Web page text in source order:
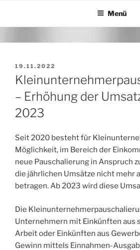
springen
Menü
VERÖFFENTLICHT
AM
19.11.2022
– Erhöhung der
2023
Seit 2020 besteht für
Möglichkeit, im Bereich der
neue Pauschalierung in Anspruch
die jährlichen Umsätze nicht mehr
betragen. Ab 2023 wird diese
Die
Unternehmern mit Einkünften aus
Arbeit oder Einkünften aus
Gewinn mittels Einnahmen-